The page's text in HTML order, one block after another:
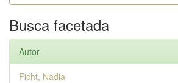
Busca facetada
Autor
Ficht, Nadia